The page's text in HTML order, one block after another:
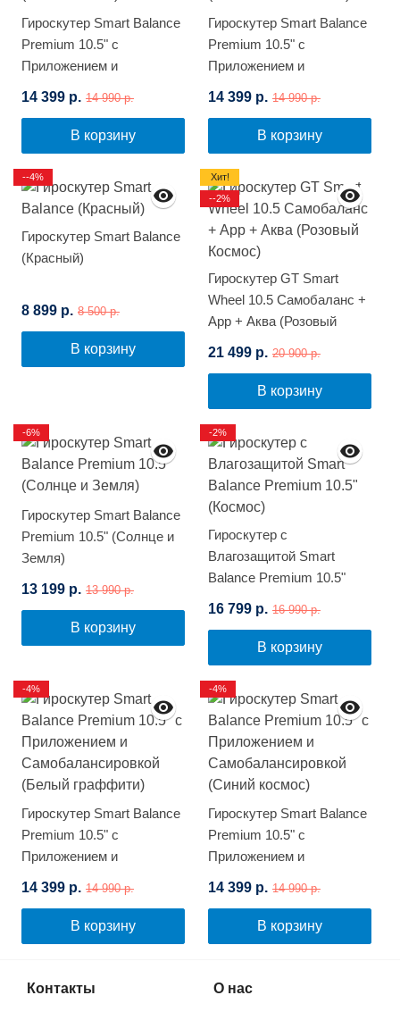
Гироскутер Smart Balance
Premium 10.5" с
Приложением и
(Синее пламя)
14 399 р. 14 990 р.
В корзину
Гироскутер Smart Balance
Premium 10.5" с
Приложением и
(Фиолетовый космос)
14 399 р. 14 990 р.
В корзину
Гироскутер Smart Balance
(Красный)
8 899 р. 8 500 р.
В корзину
--4%
Гироскутер GT Smart
Wheel 10.5 Самобаланс +
App + Аква (Розовый
21 499 р. 20 900 р.
В корзину
Хит!
--2%
Гироскутер Smart Balance
Premium 10.5" (Солнце и
Земля)
13 199 р. 13 990 р.
В корзину
-6%
Гироскутер с
Влагозащитой Smart
Balance Premium 10.5"
16 799 р. 16 990 р.
В корзину
-2%
Гироскутер Smart Balance
Premium 10.5" с
Приложением и
(Белый граффити)
14 399 р. 14 990 р.
В корзину
-4%
Гироскутер Smart Balance
Premium 10.5" с
Приложением и
(Синий космос)
14 399 р. 14 990 р.
В корзину
-4%
Контакты О нас